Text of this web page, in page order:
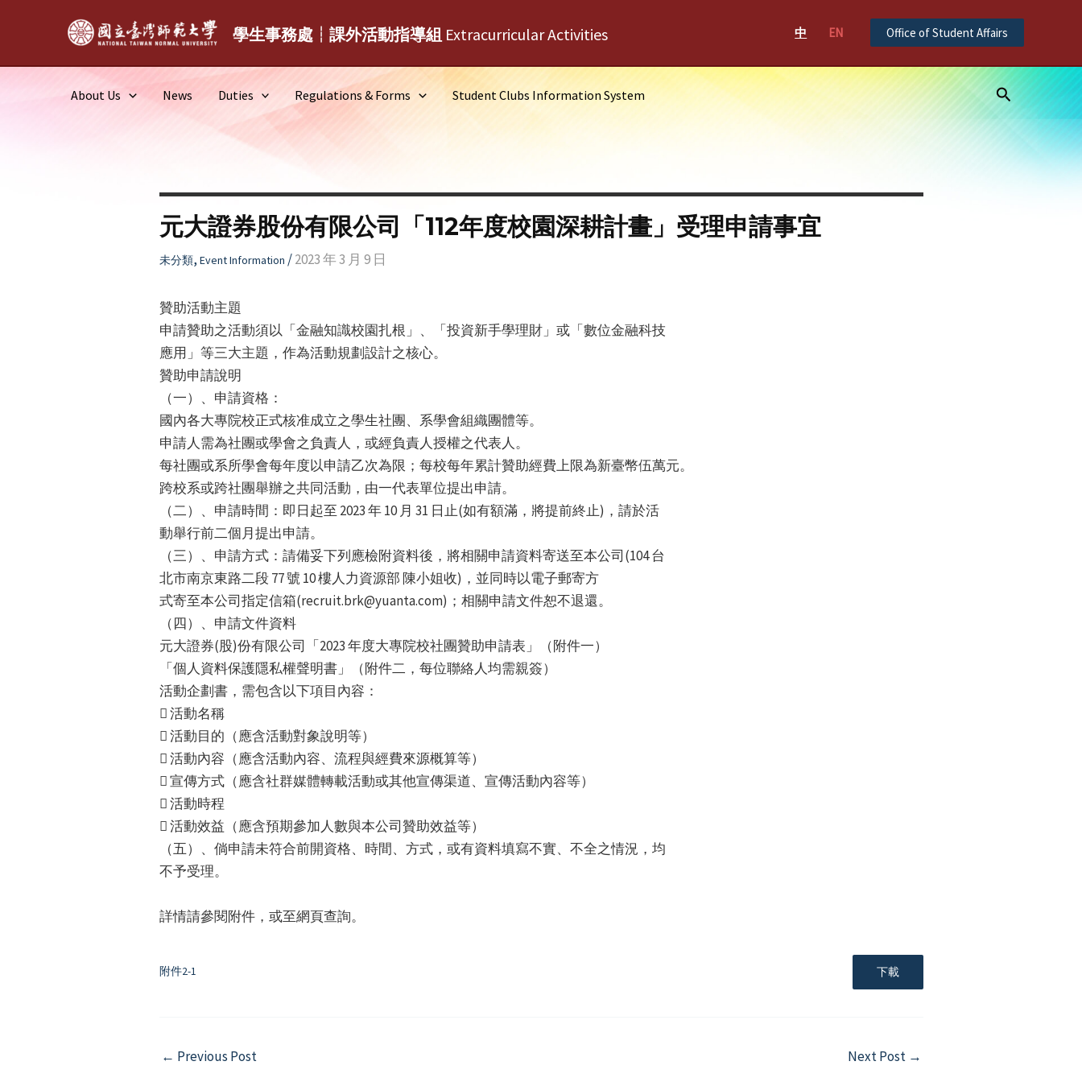
學生事務處┆課外活動指導組 Extracurricular Activities 中 EN Office of Student Affairs
About Us News Duties Regulations & Forms Student Clubs Information System Search
元大證券股份有限公司「112年度校園深耕計畫」受理申請事宜
未分類, Event Information /2023 年 3 月 9 日
贊助活動主題
申請贊助之活動須以「金融知識校園扎根」、「投資新手學理財」或「數位金融科技
應用」等三大主題，作為活動規劃設計之核心。
贊助申請說明
（一）、申請資格：
國內各大專院校正式核准成立之學生社團、系學會組織團體等。
申請人需為社團或學會之負責人，或經負責人授權之代表人。
每社團或系所學會每年度以申請乙次為限；每校每年累計贊助經費上限為新臺幣伍萬元。
跨校系或跨社團舉辦之共同活動，由一代表單位提出申請。
（二）、申請時間：即日起至 2023 年 10 月 31 日止(如有額滿，將提前終止)，請於活
動舉行前二個月提出申請。
（三）、申請方式：請備妥下列應檢附資料後，將相關申請資料寄送至本公司(104 台
北市南京東路二段 77 號 10 樓人力資源部 陳小姐收)，並同時以電子郵寄方
式寄至本公司指定信箱(recruit.brk@yuanta.com)；相關申請文件恕不退還。
（四）、申請文件資料
元大證券(股)份有限公司「2023 年度大專院校社團贊助申請表」（附件一）
「個人資料保護隱私權聲明書」（附件二，每位聯絡人均需親簽）
活動企劃書，需包含以下項目內容：
 活動名稱
 活動目的（應含活動對象說明等）
 活動內容（應含活動內容、流程與經費來源概算等）
 宣傳方式（應含社群媒體轉載活動或其他宣傳渠道、宣傳活動內容等）
 活動時程
 活動效益（應含預期參加人數與本公司贊助效益等）
（五）、倘申請未符合前開資格、時間、方式，或有資料填寫不實、不全之情況，均
不予受理。
詳情請參閱附件，或至網頁查詢。
附件2-1 下載
Post
← Previous Post Next Post →